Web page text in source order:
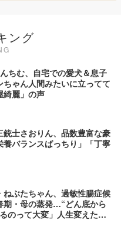
ング
ちむ、自宅での愛犬＆息子
ゃん人間みたいに立ってて
綺麗」の声
銃士さおりん、品数豊富な豪
養バランスばっちり」「丁寧
ねぶたちゃん、過敏性腸症候
期・母の蒸発…“どん底から
のって大変」人生変えた言